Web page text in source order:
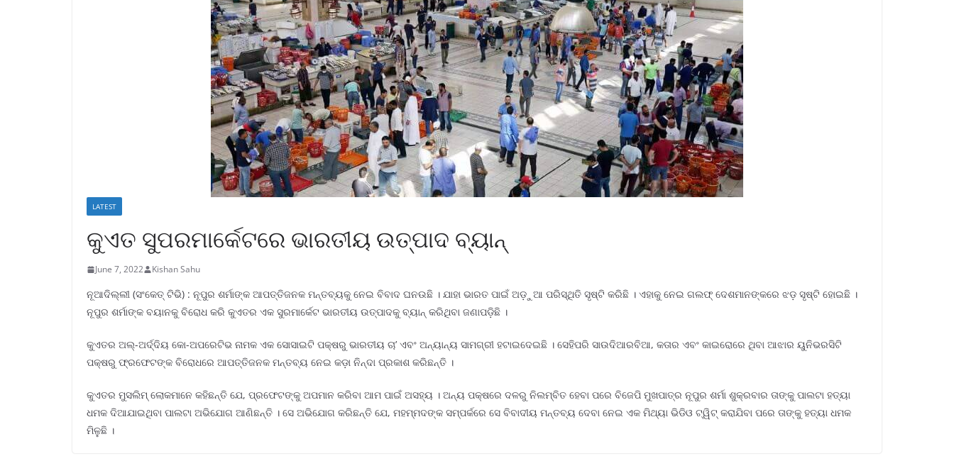
LATEST
କୁଏତ ସୁପରମାର୍କେଟରେ ଭାରତୀୟ ଉତ୍ପାଦ ବ୍ୟାନ୍‌
June 7, 2022 Kishan Sahu
ନୂଆଦିଲ୍ଲୀ (ସଂକେତ୍ ଟିଭି) : ନୂପୁର ଶର୍ମାଙ୍କ ଆପତ୍ତିଜନକ ମନ୍ତବ୍ୟକୁ ନେଇ ବିବାଦ ଘନଉଛି । ଯାହା ଭାରତ ପାଇଁ ଅଡ଼ୁଆ ପରିସ୍ଥିତି ସୃଷ୍ଟି କରିଛି । ଏହାକୁ ନେଇ ଗଲଫ୍ ଦେଶମାନଙ୍କରେ ଝଡ଼ ସୃଷ୍ଟି ହୋଇଛି ।
ନୂପୁର ଶର୍ମାଙ୍କ ବୟାନକୁ ବିରୋଧ କରି କୁଏତର ଏକ ସୁରମାର୍କେଟ ଭାରତୀୟ ଉତ୍ପାଦକୁ ବ୍ୟାନ୍ କରିଥିବା ଜଣାପଡ଼ିଛି ।
କୁଏତର ଅଲ୍‌-ଅର୍ଦ୍ଦିୟ କୋ-ଅପରେଟିଭ ନାମକ ଏକ ସୋସାଇଟି ପକ୍ଷରୁ ଭାରତୀୟ ଚା’ ଏବଂ ଅନ୍ୟାନ୍ୟ ସାମଗ୍ରୀ ହଟାଇଦେଇଛି । ସେହିପରି ସାଉଦିଆରବିଆ, କତାର ଏବଂ କାଇରୋରେ ଥିବା ଆଝାର ୟୁନିଭରସିଟି
ପକ୍ଷରୁ ଫ୍ରଫେଟଙ୍କ ବିରୋଧରେ ଆପତ୍ତିଜନକ ମନ୍ତବ୍ୟ ନେଇ କଡ଼ା ନିନ୍ଦା ପ୍ରକାଶ କରିଛନ୍ତି ।
କୁଏତର ମୁସଲିମ୍ ଲୋକମାନେ କହିଛନ୍ତି ଯେ, ପ୍ରଫେଟଙ୍କୁ ଅପମାନ କରିବା ଆମ ପାଇଁ ଅସହ୍ୟ । ଅନ୍ୟ ପକ୍ଷରେ ଦଳରୁ ନିଲମ୍ବିତ ହେବା ପରେ ବିଜେପି ମୁଖପାତ୍ର ନୂପୁର ଶର୍ମା ଶୁକ୍ରବାର ତାଙ୍କୁ ପାଲଟା ହତ୍ୟା
ଧମକ ଦିଆଯାଇଥିବା ପାଲଟା ଅଭିଯୋଗ ଆଣିଛନ୍ତି । ସେ ଅଭିଯୋଗ କରିଛନ୍ତି ଯେ, ମହମ୍ମଦଙ୍କ ସମ୍ପର୍କରେ ସେ ବିବାଦୀୟ ମନ୍ତବ୍ୟ ଦେବା ନେଇ ଏକ ମିଥ୍ୟା ଭିଡିଓ ଟ୍ୱିଟ୍ କରାଯିବା ପରେ ତାଙ୍କୁ ହତ୍ୟା ଧମକ
ମିଳୁଛି ।